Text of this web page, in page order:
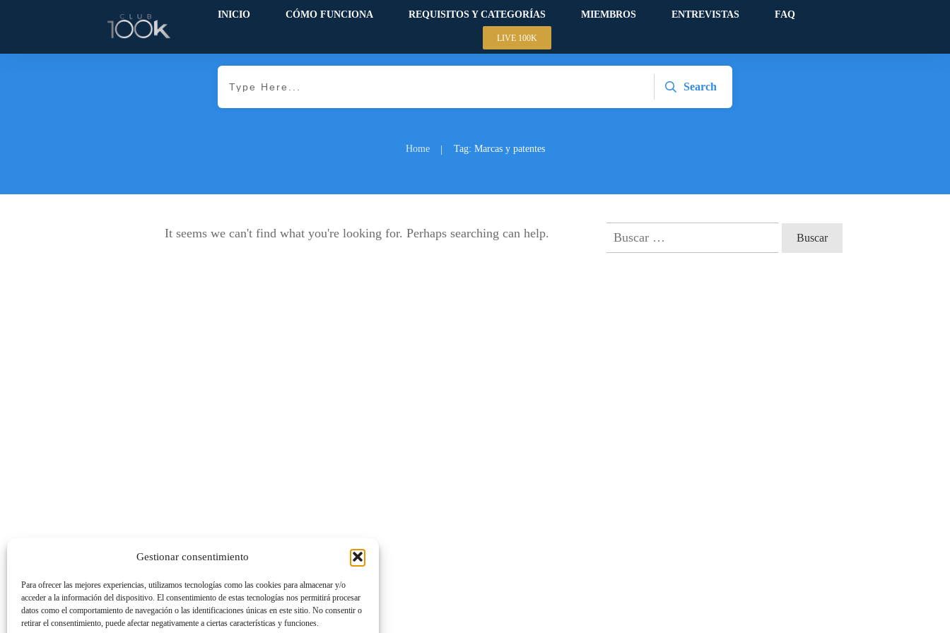
Gestionar consentimiento
Para ofrecer las mejores experiencias, utilizamos tecnologías como las cookies para almacenar y/o
acceder a la información del dispositivo. El consentimiento de estas tecnologías nos permitirá procesar
datos como el comportamiento de navegación o las identificaciones únicas en este sitio. No consentir o
retirar el consentimiento, puede afectar negativamente a ciertas características y funciones.
INICIO CÓMO FUNCIONA REQUISITOS Y CATEGORÍAS MIEMBROS ENTREVISTAS FAQ
LIVE 100K
Search
Home | Tag: Marcas y patentes
It seems we can't find what you're looking for. Perhaps searching can help. Buscar: